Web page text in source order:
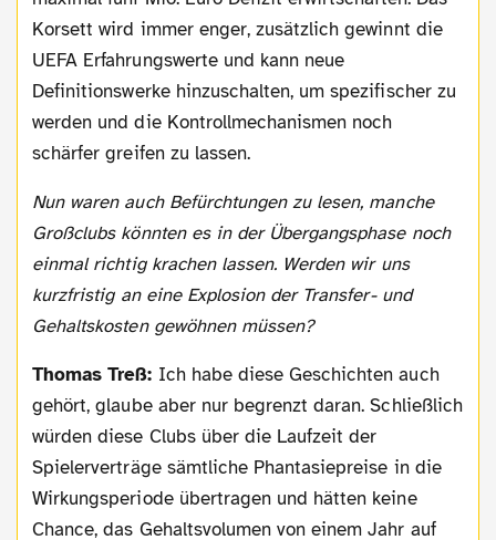
Korsett wird immer enger, zusätzlich gewinnt die
UEFA Erfahrungswerte und kann neue
Definitionswerke hinzuschalten, um spezifischer zu
werden und die Kontrollmechanismen noch
schärfer greifen zu lassen.
Nun waren auch Befürchtungen zu lesen, manche
Großclubs könnten es in der Übergangsphase noch
einmal richtig krachen lassen. Werden wir uns
kurzfristig an eine Explosion der Transfer- und
Gehaltskosten gewöhnen müssen?
Thomas Treß: Ich habe diese Geschichten auch
gehört, glaube aber nur begrenzt daran. Schließlich
würden diese Clubs über die Laufzeit der
Spielerverträge sämtliche Phantasiepreise in die
Wirkungsperiode übertragen und hätten keine
Chance, das Gehaltsvolumen von einem Jahr auf